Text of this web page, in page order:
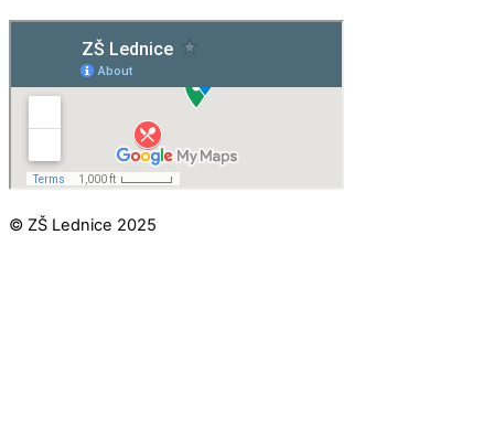
© ZŠ Lednice 2025